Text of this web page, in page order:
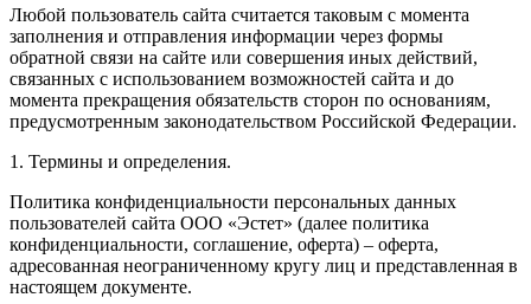
Любой пользователь сайта считается таковым с момента
заполнения и отправления информации через формы
обратной связи на сайте или совершения иных действий,
связанных с использованием возможностей сайта и до
момента прекращения обязательств сторон по основаниям,
предусмотренным законодательством Российской Федерации.
1. Термины и определения.
Политика конфиденциальности персональных данных
пользователей сайта ООО «Эстет» (далее политика
конфиденциальности, соглашение, оферта) – оферта,
адресованная неограниченному кругу лиц и представленная в
настоящем документе.